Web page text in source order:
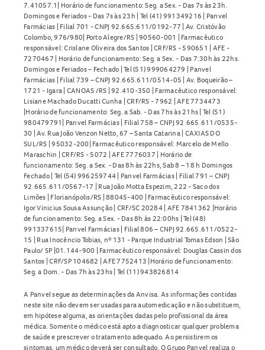
7.41057.1| Horário de funcionamento: Seg. a Sex. - Das 7s às 23h.
Domingos e Feriados - Das 7s às 23h | Tel (41) 991349216 | Panvel
Farmácias | Filial 701 - CNPJ 92.665.611/0192-77 | Av. Cristóvão
Colombo, 976/980| Porto Alegre/RS | 90560-001 | Farmacêutico
responsável: Crislane Oliveira dos Santos | CRF/RS - 590651 | AFE -
7270467 | Horário de funcionamento: Seg. a Sex. - Das 7:30h às 22hs.
Domingos e Feriados – Fechado | Tel (51) 999064279 | Panvel
Farmácias | Filial 739 – CNPJ 92.665.611/0514-05 | Av. Boqueirão –
1721 - Igara | CANOAS /RS | 92.410-350 | Farmacêutico responsável:
Lisiane Machado Ducatti Cunha | CRF/RS - 7962 | AFE 7734473
|Horário de funcionamento: Seg. a Sab. - Das 7hs às 21hs | Tel (51)
980479791| Panvel Farmácias | Filial 758 – CNPJ 92.665.611/0535-
30 | Av. Rua João Venzon Netto, 67 – Santa Catarina | CAXIAS DO
SUL/RS | 95032-200| Farmacêutico responsável: Marcelo de Mello
Maraschin | CRF/RS - 5072 | AFE 7776037 | Horário de
funcionamento: Seg. a Sex. - Das 8h às 22hs, Sab 8 – 18 h Domingos
Fechado | Tel (54) 996259744 | Panvel Farmácias | Filial 791 – CNPJ
92.665.611/0567-17 | Rua João Motta Espezim, 222 - Saco dos
Limões | Florianópolis/RS | 88045-400 | Farmacêutico responsável:
Igor Vinicius Sousa Assunção | CRF/SC 20284 | AFE 7841362 |Horário
de funcionamento: Seg. a Sex. - Das 8h às 22:00hs | Tel (48)
991337615| Panvel Farmácias | Filial 806 – CNPJ 92.665.611/0522-
15 | Rua Inocêncio Tobias, nº 131 - Parque Industrial Tomas Edson | São
Paulo/ SP |01.144-900 | Farmacêutico responsável: Douglas Cassin dos
Santos | CRF/SP 104682 | AFE 7752413 |Horário de funcionamento:
Seg. a Dom. - Das 7h às 23hs | Tel (11) 943826814
A Panvel segue as determinações da Anvisa. As informações contidas
neste site não devem ser usadas para automedicação e não substituem,
em hipótese alguma, as orientações dadas pelo profissional da área
médica. Somente o médico está apto a diagnosticar qualquer problema
de saúde e prescrever o tratamento adequado. Ao persistirem os
sintomas, um médico deverá ser consultado. O Grupo Panvel realiza o